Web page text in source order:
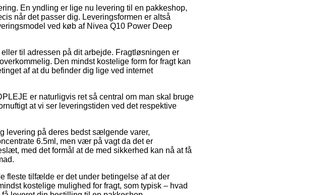
En yndling er lige nu levering til en pakkeshop,
når det passer dig. Leveringsformen er altså
ved køb af Nivea Q10 Power Deep
til adressen på dit arbejde. Fragtløsningen er
Den mindst kostelige form for fragt kan
af at du befinder dig lige ved internet
er naturligvis ret så central om man skal bruge
at vi ser leveringstiden ved det respektive
levering på deres bedst sælgende varer,
6.5ml, men vær på vagt da det er
med det formål at de med sikkerhed kan nå at få
fleste tilfælde er det under betingelse af at der
kostelige mulighed for fragt, som typisk – hvad